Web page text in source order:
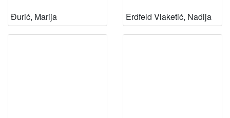
Đurić, Marija Erdfeld Vlaketić, Nadija